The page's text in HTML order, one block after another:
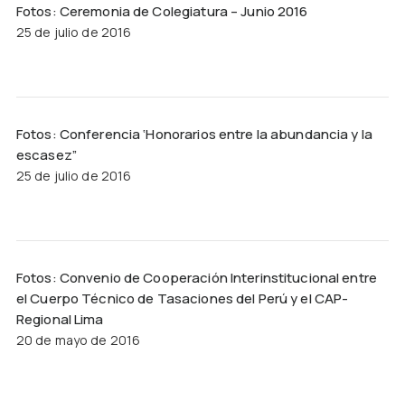
Fotos: Ceremonia de Colegiatura – Junio 2016
25 de julio de 2016
Fotos: Conferencia ‘Honorarios entre la abundancia y la
escasez”
25 de julio de 2016
Fotos: Convenio de Cooperación Interinstitucional entre
el Cuerpo Técnico de Tasaciones del Perú y el CAP-
Regional Lima
20 de mayo de 2016